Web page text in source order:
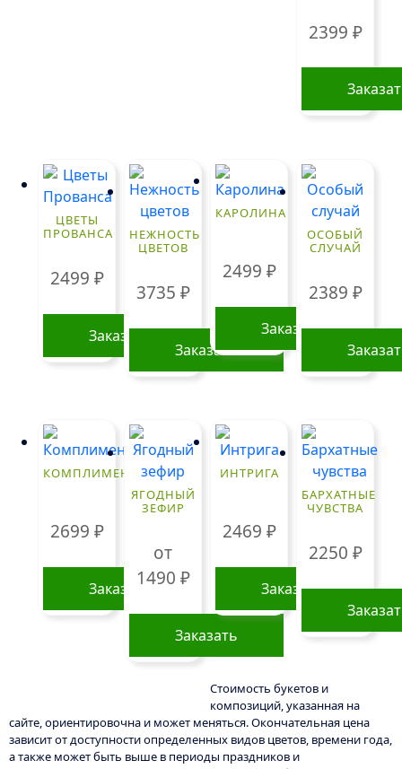
2399 ₽
ЦВЕТЫ
ПРОВАНСА
2499 ₽
Заказать
НЕЖНОСТЬ
ЦВЕТОВ
3735 ₽
Заказать
КАРОЛИНА
2499 ₽
Заказать
ОСОБЫЙ
СЛУЧАЙ
2389 ₽
КОМПЛИМЕНТ
2699 ₽
Заказать
ЯГОДНЫЙ
ЗЕФИР
от
1490 ₽
Заказать
несколько
вариаций.
ИНТРИГА
2469 ₽
Заказать
БАРХАТНЫЕ
ЧУВСТВА
2250 ₽
Стоимость букетов и
композиций, указанная на
сайте, ориентировочна и может меняться. Окончательная цена
зависит от доступности определенных видов цветов, времени года,
а также может быть выше в периоды праздников и